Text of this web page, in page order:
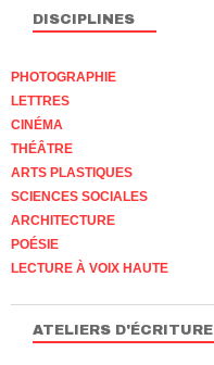
DISCIPLINES
PHOTOGRAPHIE
LETTRES
CINÉMA
THÉÂTRE
ARTS PLASTIQUES
SCIENCES SOCIALES
ARCHITECTURE
POÉSIE
LECTURE À VOIX HAUTE
ATELIERS D'ÉCRITURE